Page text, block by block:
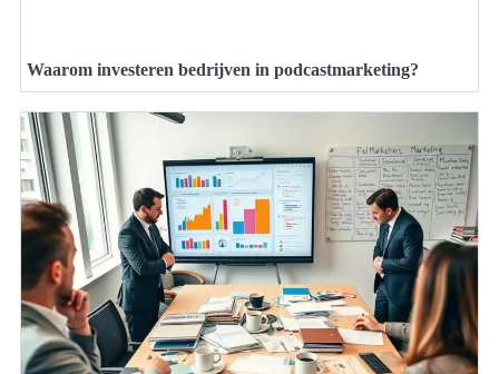
Waarom investeren bedrijven in podcastmarketing?